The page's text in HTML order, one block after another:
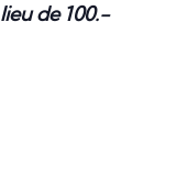
de 100.-